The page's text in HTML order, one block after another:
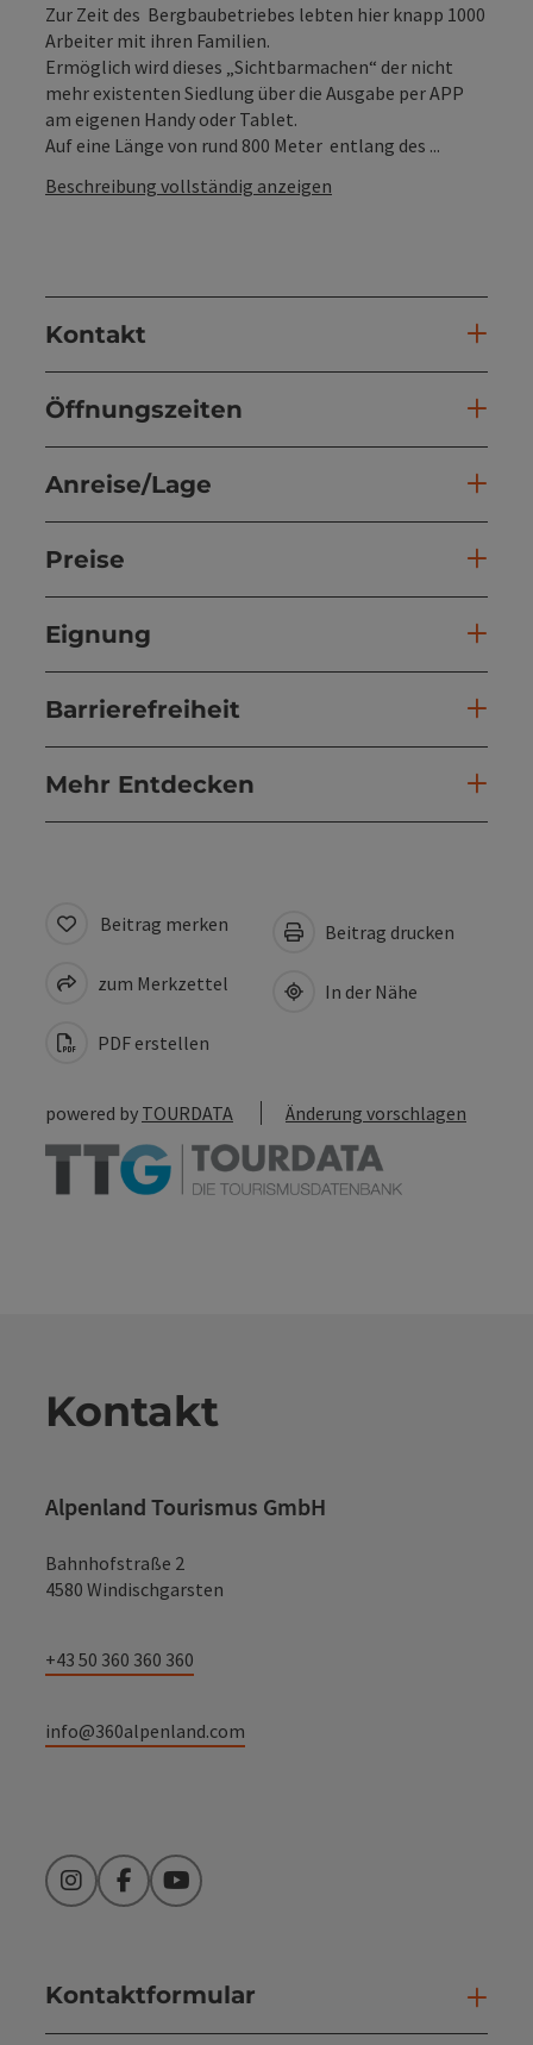
Zur Zeit des Bergbaubetriebes lebten hier knapp 1000
Arbeiter mit ihren Familien.
Ermöglich wird dieses „Sichtbarmachen“ der nicht
mehr existenten Siedlung über die Ausgabe per APP
am eigenen Handy oder Tablet.
Auf eine Länge von rund 800 Meter entlang des ...
Beschreibung vollständig anzeigen
Kontakt
Öffnungszeiten
Anreise/Lage
Preise
Eignung
Barrierefreiheit
Mehr Entdecken
Beitrag merken
zum Merkzettel
PDF erstellen
Beitrag drucken
In der Nähe
powered by TOURDATA Änderung vorschlagen
Kontakt
Alpenland Tourismus GmbH
Bahnhofstraße 2
4580 Windischgarsten
+43 50 360 360 360
info@360alpenland.com
InstagramFacebookYouTube
Kontaktformular